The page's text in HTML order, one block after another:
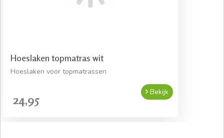
Hoeslaken topmatras wit
Hoeslaken voor topmatrassen
24,95
Bekijk